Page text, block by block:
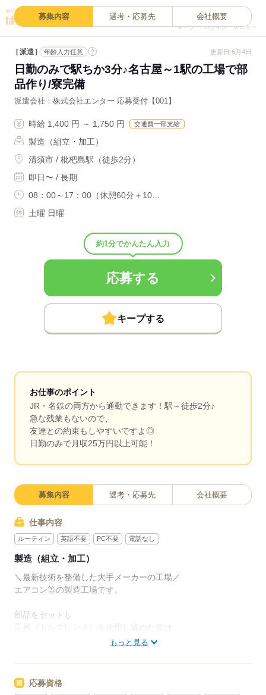
キープ ログイン メニュー
募集内容 選考・応募先 会社概要
派遣 年齢入力任意 ? 更新日:6月4日
日勤のみで駅ちか3分♪名古屋～1駅の工場で部
品作り/寮完備
派遣会社 株式会社エンター 応募受付【001】
時給 1,400 円 ～ 1,750 円 交通費一部支給
製造（組立・加工）
清須市 / 枇杷島駅（徒歩2分）
即日〜 / 長期
08：00～17：00（休憩60分＋10…
土曜 日曜
約1分でかんたん入力
応募する
キープする
お仕事のポイント
JR・名鉄の両方から通勤できます！駅～徒歩2分♪
急な残業もないので、
友達との約束もしやすいですよ◎
日勤のみで月収25万円以上可能！
募集内容 選考・応募先 会社概要
仕事内容
ルーティン 英語不要 PC不要 電話なし
製造（組立・加工）
＼最新技術を整備した大手メーカーの工場／
エアコン等の製造工場です。
部品をセットし
作業も難しくありません。
教育制度がしっかり構築できているので
もっと見る
応募資格